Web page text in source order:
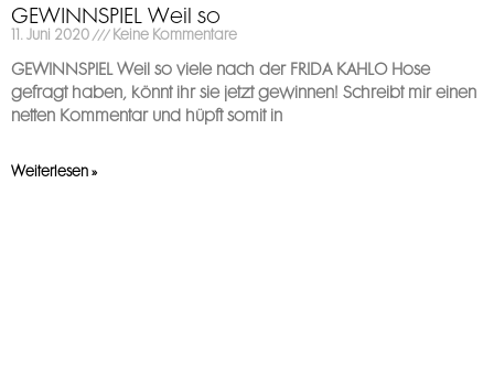
GEWINNSPIEL Weil so
11. Juni 2020 Keine Kommentare
GEWINNSPIEL Weil so viele nach der FRIDA KAHLO Hose
gefragt haben, könnt ihr sie jetzt gewinnen! Schreibt mir einen
netten Kommentar und hüpft somit in
Weiterlesen »